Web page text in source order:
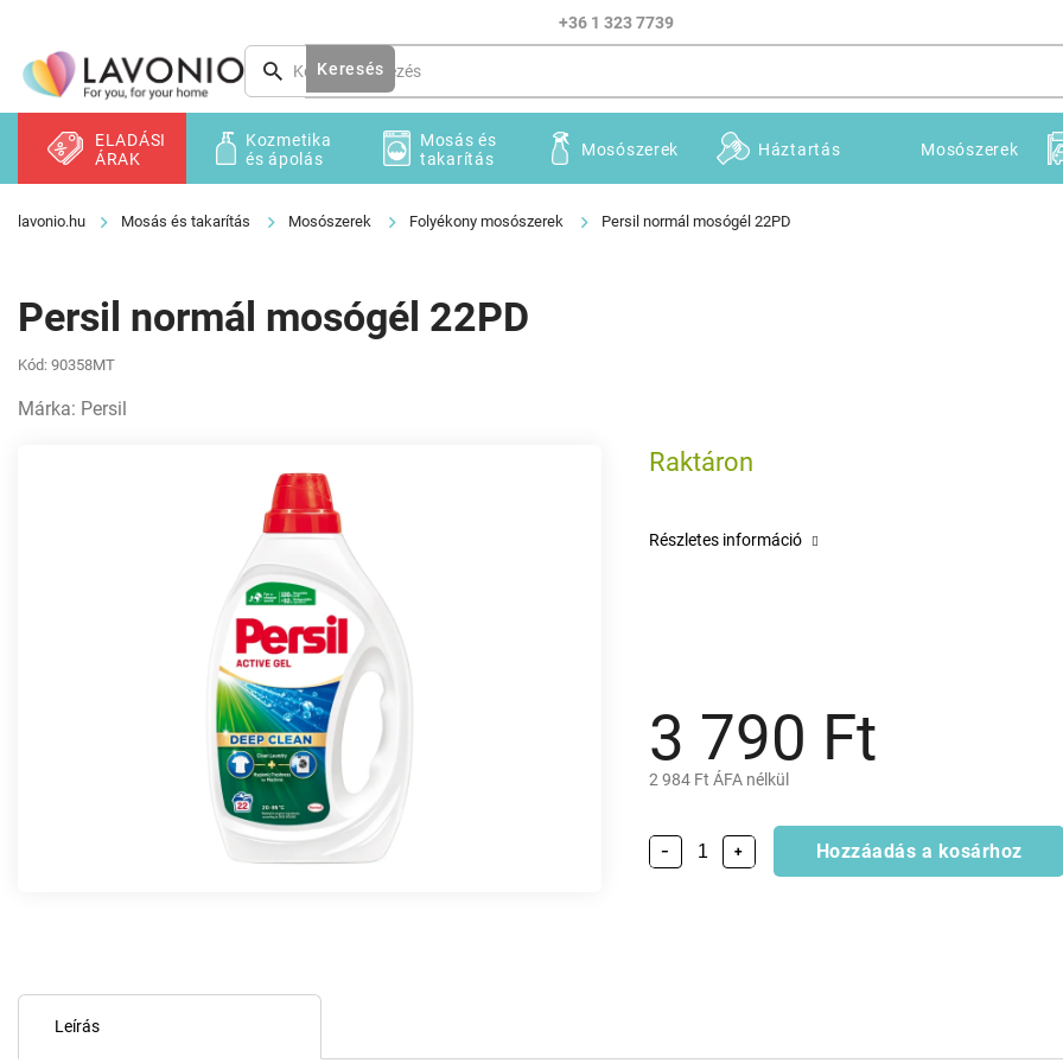
tartalomhoz
+36 1 323 7739
Keresés
ELADÁSI
ÁRAK
Kozmetika
és ápolás
Mosás és
takarítás
Mosószerek Háztartás Mosószerek
Mosás és takarítás Mosószerek Folyékony mosószerek Persil normál mosógél 22PD
Persil normál mosógél 22PD
Kód: 90358MT
Márka: Persil
3 790 Ft
2 984 Ft ÁFA nélkül
Raktáron
+
− Hozzáadás a kosárhoz
Részletes információ
Leírás